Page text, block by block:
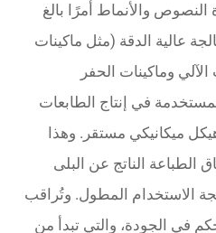
والأنماط أمرًا بالغ
عالية الدقة (مثل ماكينات
وماكينات الحفر
في إنتاج الطابعات
ميكانيكي مستقر. وهذا
الناتج عن البلى
الاستخدام المطول. وتُراقب
في الجودة، والتي تبدأ من